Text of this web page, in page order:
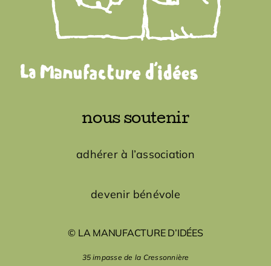
nous soutenir
adhérer à l’association
devenir bénévole
© LA MANUFACTURE D’IDÉES
35 impasse de la Cressonnière